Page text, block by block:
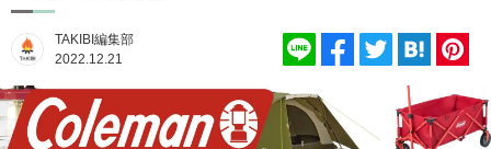
TAKIBI編集部
2022.12.21